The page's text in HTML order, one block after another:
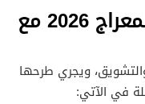
أسئلة عن ليلة الإسراء والمعراج 2026 مع
ويجري طرحها
في الآتي: